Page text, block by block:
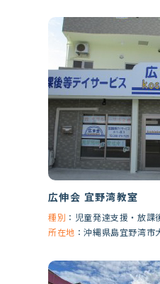
広伸会 宜野湾教室
種別 ： 児童発達支援・放課
所在地 ：沖縄県島宜野湾市